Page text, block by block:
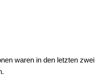
waren in den letzten zwei